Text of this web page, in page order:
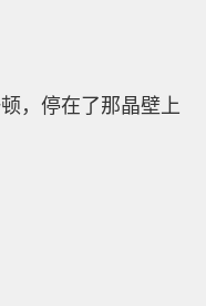
，停在了那晶壁上